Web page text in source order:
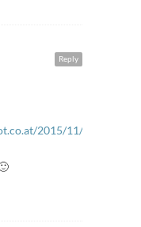
Reply
2015/11/freitags-